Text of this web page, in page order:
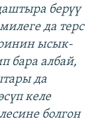
берүү
да терс
ысык-
бара албай,
да
келе
болгон